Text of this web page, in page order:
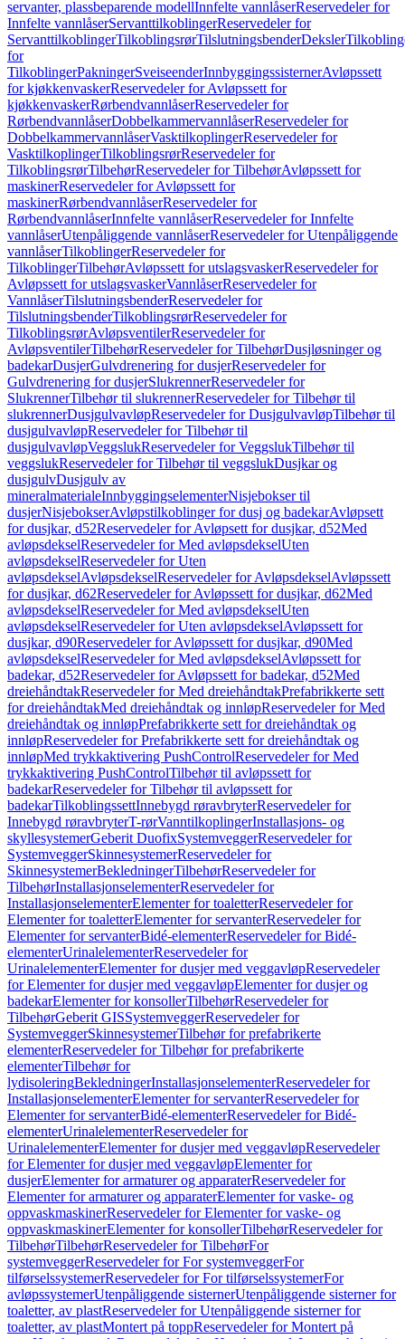
servanter, plassbeparende modellInnfelte vannlåserReservedeler for
Innfelte vannlåserServanttilkoblingerReservedeler for
ServanttilkoblingerTilkoblingsrørTilslutningsbenderDeksler
for
TilkoblingerPakningerSveiseenderInnbyggingssisternerAvløpssett
for kjøkkenvaskerReservedeler for Avløpssett for
kjøkkenvaskerRørbendvannlåserReservedeler for
RørbendvannlåserDobbelkammervannlåserReservedeler for
DobbelkammervannlåserVasktilkoplingerReservedeler for
VasktilkoplingerTilkoblingsrørReservedeler for
TilkoblingsrørTilbehørReservedeler for TilbehørAvløpssett for
maskinerReservedeler for Avløpssett for
maskinerRørbendvannlåserReservedeler for
RørbendvannlåserInnfelte vannlåserReservedeler for Innfelte
vannlåserUtenpåliggende vannlåserReservedeler for Utenpåliggende
vannlåserTilkoblingerReservedeler for
TilkoblingerTilbehørAvløpssett for utslagsvaskerReservedeler for
Avløpssett for utslagsvaskerVannlåserReservedeler for
VannlåserTilslutningsbenderReservedeler for
TilslutningsbenderTilkoblingsrørReservedeler for
TilkoblingsrørAvløpsventilerReservedeler for
AvløpsventilerTilbehørReservedeler for TilbehørDusjløsninger og
badekarDusjerGulvdrenering for dusjerReservedeler for
Gulvdrenering for dusjerSlukrennerReservedeler for
SlukrennerTilbehør til slukrennerReservedeler for Tilbehør til
slukrennerDusjgulvavløpReservedeler for DusjgulvavløpTilbehør til
dusjgulvavløpReservedeler for Tilbehør til
dusjgulvavløpVeggslukReservedeler for VeggslukTilbehør til
veggslukReservedeler for Tilbehør til veggslukDusjkar og
dusjgulvDusjgulv av
mineralmaterialeInnbyggingselementerNisjebokser til
dusjerNisjebokserAvløpstilkoblinger for dusj og badekarAvløpsett
for dusjkar, d52Reservedeler for Avløpsett for dusjkar, d52Med
avløpsdekselReservedeler for Med avløpsdekselUten
avløpsdekselReservedeler for Uten
avløpsdekselAvløpsdekselReservedeler for AvløpsdekselAvløpssett
for dusjkar, d62Reservedeler for Avløpssett for dusjkar, d62Med
avløpsdekselReservedeler for Med avløpsdekselUten
avløpsdekselReservedeler for Uten avløpsdekselAvløpssett for
dusjkar, d90Reservedeler for Avløpssett for dusjkar, d90Med
avløpsdekselReservedeler for Med avløpsdekselAvløpssett for
badekar, d52Reservedeler for Avløpssett for badekar, d52Med
dreiehåndtakReservedeler for Med dreiehåndtakPrefabrikkerte sett
for dreiehåndtakMed dreiehåndtak og innløpReservedeler for Med
dreiehåndtak og innløpPrefabrikkerte sett for dreiehåndtak og
innløpReservedeler for Prefabrikkerte sett for dreiehåndtak og
innløpMed trykkaktivering PushControlReservedeler for Med
trykkaktivering PushControlTilbehør til avløpssett for
badekarReservedeler for Tilbehør til avløpssett for
badekarTilkoblingssettInnebygd røravbryterReservedeler for
Innebygd røravbryterT-rørVanntilkoplingerInstallasjons- og
skyllesystemerGeberit DuofixSystemveggerReservedeler for
SystemveggerSkinnesystemerReservedeler for
SkinnesystemerBekledningerTilbehørReservedeler for
TilbehørInstallasjonselementerReservedeler for
InstallasjonselementerElementer for toaletterReservedeler for
Elementer for toaletterElementer for servanterReservedeler for
Elementer for servanterBidé-elementerReservedeler for Bidé-
elementerUrinalelementerReservedeler for
UrinalelementerElementer for dusjer med veggavløpReservedeler
for Elementer for dusjer med veggavløpElementer for dusjer og
badekarElementer for konsollerTilbehørReservedeler for
TilbehørGeberit GISSystemveggerReservedeler for
SystemveggerSkinnesystemerTilbehør for prefabrikerte
elementerReservedeler for Tilbehør for prefabrikerte
elementerTilbehør for
lydisoleringBekledningerInstallasjonselementerReservedeler for
InstallasjonselementerElementer for servanterReservedeler for
Elementer for servanterBidé-elementerReservedeler for Bidé-
elementerUrinalelementerReservedeler for
UrinalelementerElementer for dusjer med veggavløpReservedeler
for Elementer for dusjer med veggavløpElementer for
dusjerElementer for armaturer og apparaterReservedeler for
Elementer for armaturer og apparaterElementer for vaske- og
oppvaskmaskinerReservedeler for Elementer for vaske- og
oppvaskmaskinerElementer for konsollerTilbehørReservedeler for
TilbehørTilbehørReservedeler for TilbehørFor
systemveggerReservedeler for For systemveggerFor
tilførselssystemerReservedeler for For tilførselssystemerFor
avløpssystemerUtenpåliggende sisternerUtenpåliggende sisterner for
toaletter, av plastReservedeler for Utenpåliggende sisterner for
toaletter, av plastMontert på toppReservedeler for Montert på